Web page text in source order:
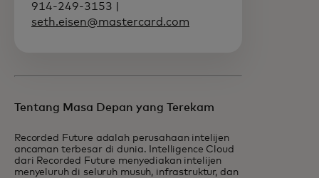
914-249-3153 |
seth.eisen@mastercard.com
Tentang Masa Depan yang Terekam
Recorded Future adalah perusahaan intelijen
ancaman terbesar di dunia. Intelligence Cloud
dari Recorded Future menyediakan intelijen
menyeluruh di seluruh musuh, infrastruktur, dan